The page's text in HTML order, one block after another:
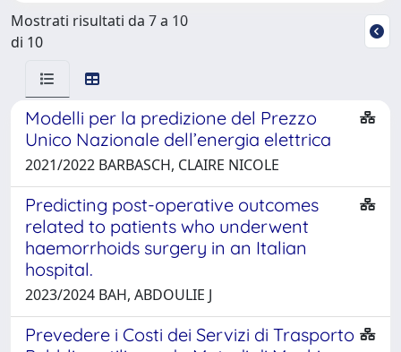
Mostrati risultati da 7 a 10
di 10
Modelli per la predizione del Prezzo
Unico Nazionale dell’energia elettrica
2021/2022 BARBASCH, CLAIRE NICOLE
Predicting post-operative outcomes
related to patients who underwent
haemorrhoids surgery in an Italian
hospital.
2023/2024 BAH, ABDOULIE J
Prevedere i Costi dei Servizi di Trasporto